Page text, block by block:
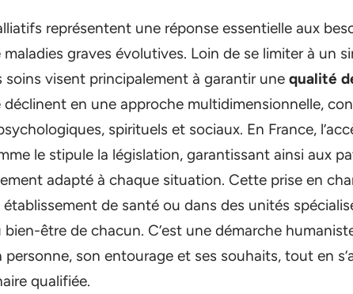
représentent une réponse essentielle aux
graves évolutives. Loin de se limiter à un
soins visent principalement à garantir une qualité
déclinent en une approche multidimensionnelle,
spirituels et sociaux. En France,
le stipule la législation, garantissant ainsi aux
adapté à chaque situation. Cette prise en
de santé ou dans des unités
bien-être de chacun. C’est une démarche
personne, son entourage et ses souhaits, tout en
qualifiée.